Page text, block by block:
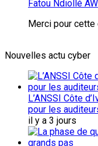
Fatou Ndiollé AW
Merci pour cette
Nouvelles actu cyber
L’ANSSI Côte
pour les
il y a 3 jours